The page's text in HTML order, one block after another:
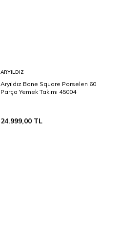
ARYILDIZ
Aryıldız Bone Square Porselen 60
Parça Yemek Takımı 45004
24.999,00 TL